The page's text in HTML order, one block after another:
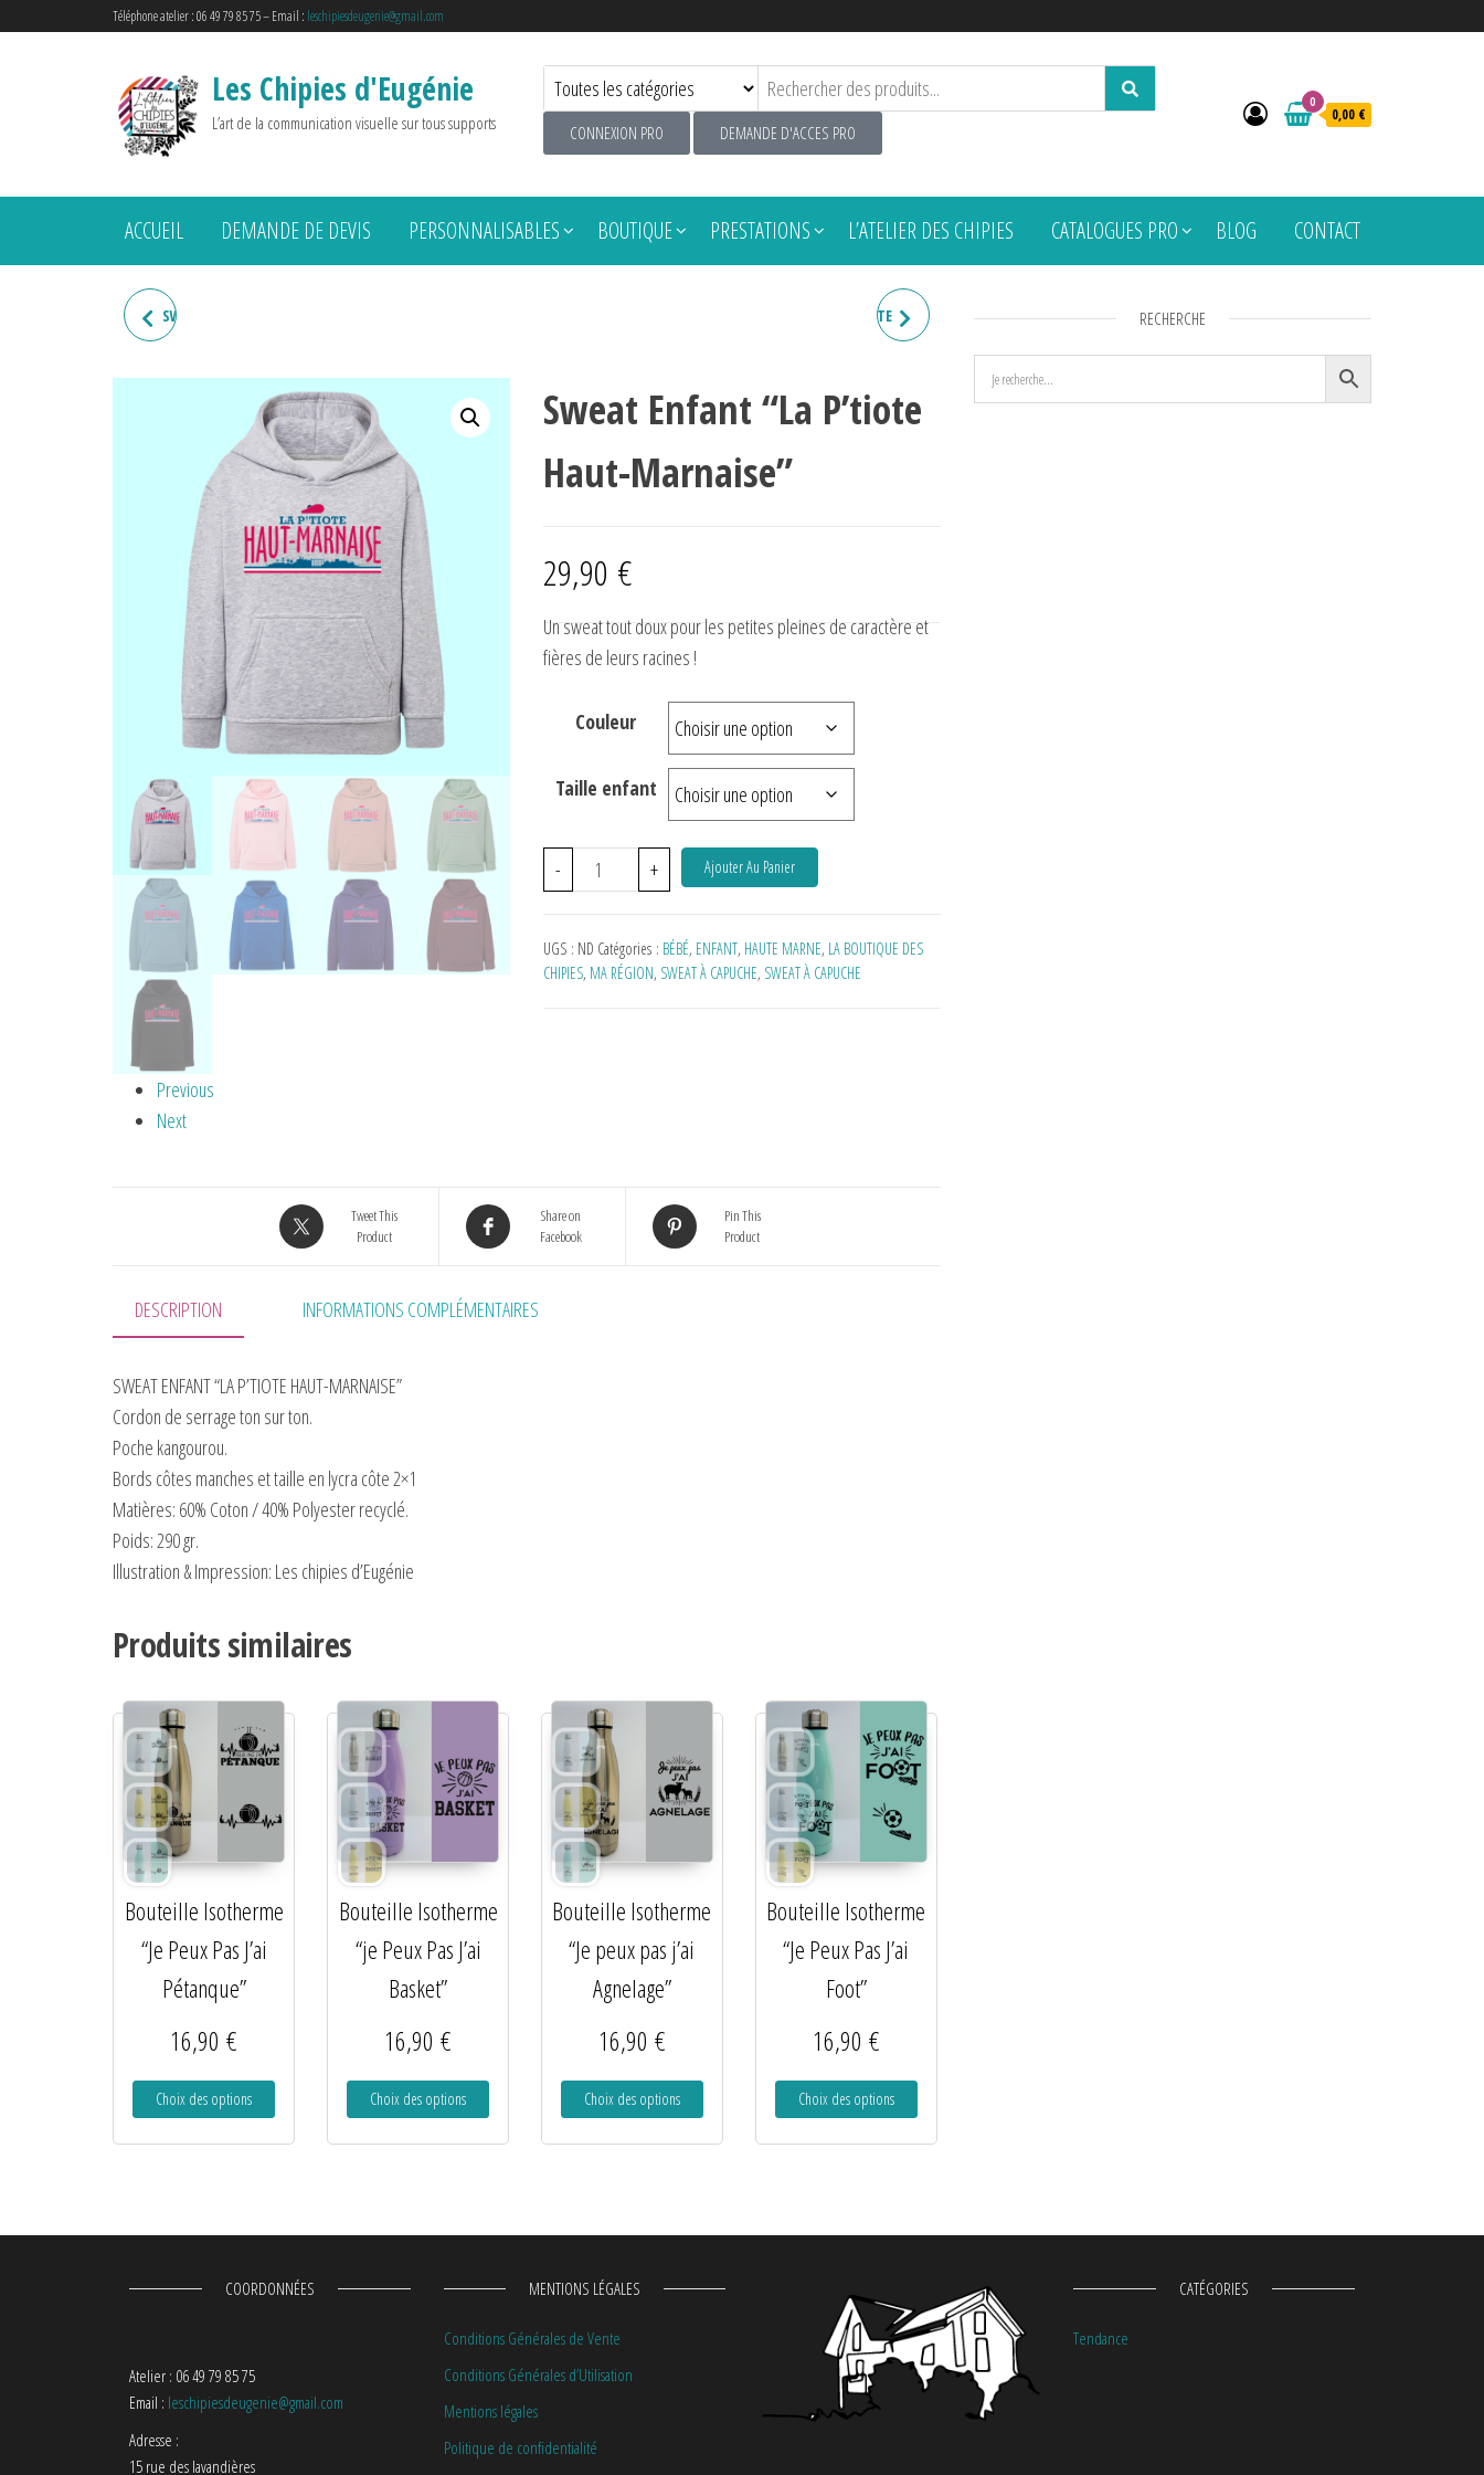
Téléphone atelier : 06 49 79 85 75 – Email : leschipiesdeugenie@gmail.com
Les Chipies d'Eugénie
L’art de la communication visuelle sur tous supports CONNEXION PRO DEMANDE D'ACCES PRO
0
0,00 €
ACCUEIL DEMANDE DE DEVIS PERSONNALISABLES BOUTIQUE PRESTATIONS L’ATELIER DES CHIPIES CATALOGUES PRO BLOG CONTACT
SWEAT ENFANT "LA P'TIOTE SWEAT ENFANT "LA P'TIOTE
Previous
Next
Sweat Enfant “La P’tiote
Haut-Marnaise”
29,90 €
Un sweat tout doux pour les petites pleines de caractère et
fières de leurs racines !
Couleur
Taille enfant
- + Ajouter Au Panier
UGS : ND Catégories : BÉBÉ, ENFANT, HAUTE MARNE, LA BOUTIQUE DES
CHIPIES, MA RÉGION, SWEAT À CAPUCHE, SWEAT À CAPUCHE
Tweet This
Product
Share on
Facebook
Pin This
Product
DESCRIPTION INFORMATIONS COMPLÉMENTAIRES
SWEAT ENFANT “LA P’TIOTE HAUT-MARNAISE”
Cordon de serrage ton sur ton.
Poche kangourou.
Bords côtes manches et taille en lycra côte 2×1
Matières: 60% Coton / 40% Polyester recyclé.
Poids:290 gr.
Illustration & Impression: Les chipies d’Eugénie
Produits similaires
Bouteille Isotherme
“Je Peux Pas J’ai
Pétanque”
16,90€
Choix des options
Bouteille Isotherme
“je Peux Pas J’ai
Basket”
16,90€
Choix des options
Bouteille Isotherme
“Je peux pas j’ai
Agnelage”
16,90 €
Choix des options
Bouteille Isotherme
“Je Peux Pas J’ai
Foot”
16,90 €
Choix des options
RECHERCHE
COORDONNÉES
Atelier : 06 49 79 85 75
Email : leschipiesdeugenie@gmail.com
Adresse :
15 rue des lavandières
MENTIONS LÉGALES
Conditions Générales de Vente
Conditions Générales d’Utilisation
Mentions légales
Politique de confidentialité
CATÉGORIES
Tendance